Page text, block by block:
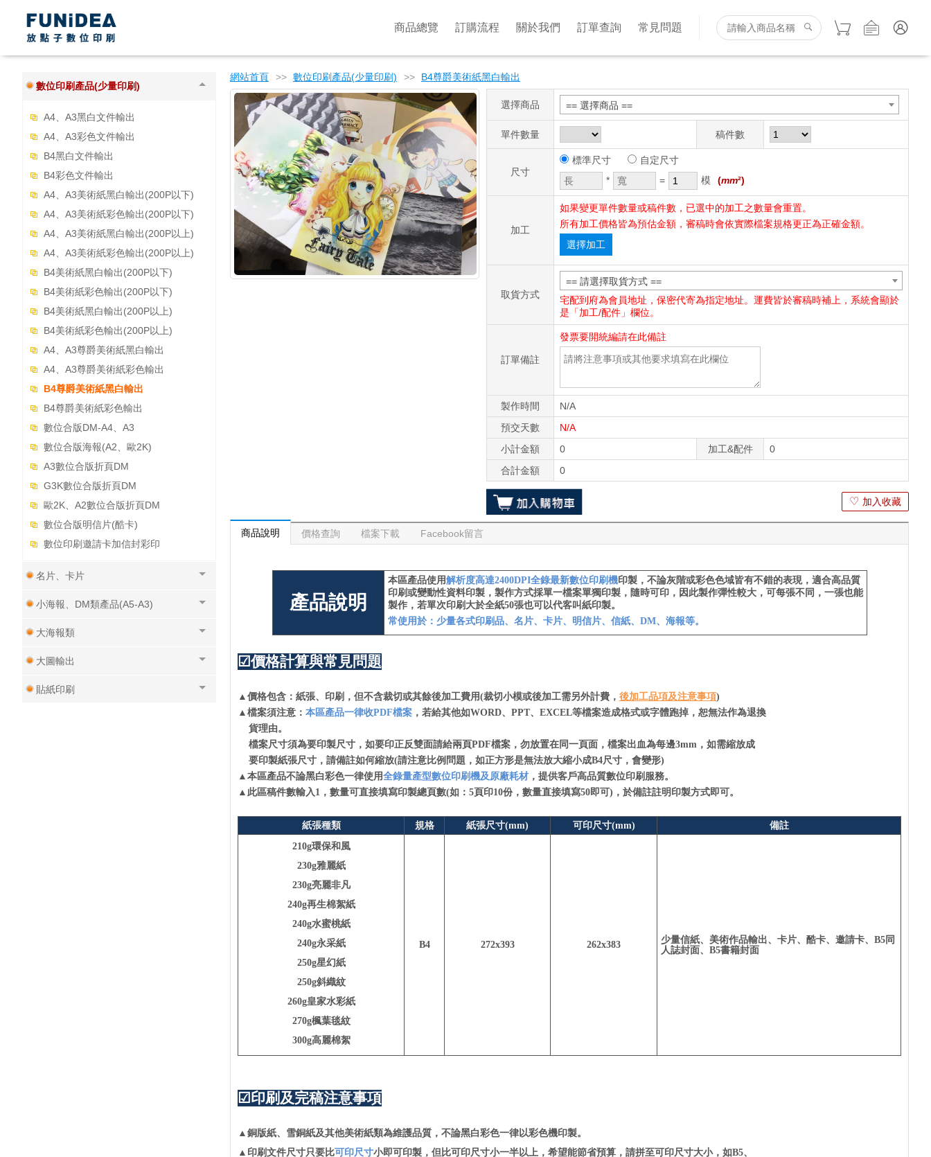
商品總覽 訂購流程 關於我們 訂單查詢 常見問題
書籍印製上傳區
桌曆
數位印刷產品(少量印刷)
A4、A3黑白文件輸出
A4、A3彩色文件輸出
B4黑白文件輸出
B4彩色文件輸出
A4、A3美術紙黑白輸出(200P以下)
A4、A3美術紙彩色輸出(200P以下)
A4、A3美術紙黑白輸出(200P以上)
A4、A3美術紙彩色輸出(200P以上)
B4美術紙黑白輸出(200P以下)
B4美術紙彩色輸出(200P以下)
B4美術紙黑白輸出(200P以上)
B4美術紙彩色輸出(200P以上)
A4、A3尊爵美術紙黑白輸出
A4、A3尊爵美術紙彩色輸出
B4尊爵美術紙黑白輸出
B4尊爵美術紙彩色輸出
數位合版DM-A4、A3
數位合版海報(A2、歐2K)
A3數位合版折頁DM
G3K數位合版折頁DM
歐2K、A2數位合版折頁DM
數位合版明信片(酷卡)
數位印刷邀請卡加信封彩印
名片、卡片
小海報、DM類產品(A5-A3)
大海報類
大圖輸出
貼紙印刷
網站首頁 >> 數位印刷產品(少量印刷) >> B4尊爵美術紙黑白輸出
選擇商品 == 選擇商品 ==
單件數量 稿件數
尺寸
標準尺寸
自定尺寸
*
= 模 (mm²)
加工
如果變更單件數量或稿件數，已選中的加工之數量會重置。
所有加工價格皆為預估金額，審稿時會依實際檔案規格更正為正確金額。
選擇加工
取貨方式
== 請選擇取貨方式 ==
宅配到府為會員地址，保密代寄為指定地址。運費皆於審稿時補上，系統會顯於
是「加工/配件」欄位。
訂單備註
發票要開統編請在此備註
製作時間
N/A
預交天數
N/A
小計金額
0 加工&配件
0
合計金額
0
♡ 加入收藏
商品說明 價格查詢 檔案下載 Facebook留言
產品說明
本區產品使用解析度高達2400DPI全錄最新數位印刷機印製，不論灰階或彩色色域皆有不錯的表現，適合高品質
印刷或變動性資料印製， 製作方式採單一檔案單獨印製，隨時可印，因此製作彈性較大，可每張不同，一張也能
製作，若單次印刷大於全紙50張也可以代客叫紙印製。
常使用於：少量各式印刷品、名片、卡片、明信片、信紙、DM、海報等。
☑價格計算與常見問題
▲價格包含：紙張、印刷，但不含裁切或其餘後加工費用(裁切小模或後加工需另外計費， 後加工品項及注意事項)
▲檔案須注意： 本區產品一律收PDF檔案 ，若給其他如WORD、PPT、EXCEL等檔案造成格式或字體跑掉，恕無法作為退換
貨理由。
檔案尺寸須為要印製尺寸，如要印正反雙面請給兩頁PDF檔案，勿放置在同一頁面，檔案出血為每邊3mm，如需縮放成
要印製紙張尺寸，請備註如何縮放(請注意比例問題，如正方形是無法放大縮小成B4尺寸，會變形)
▲本區產品不論黑白彩色一律使用全錄量產型數位印刷機及原廠耗材 ，提供客戶高品質數位印刷服務。
▲此區稿件數輸入1，數量可直接填寫印製總頁數(如：5頁印10份，數量直接填寫50即可)，於備註註明印製方式即可。
紙張種類 規格 紙張尺寸(mm) 可印尺寸(mm)
備註
210g環保和風
230g雅麗紙
230g亮麗非凡
240g再生棉絮紙
240g水蜜桃紙
240g永采紙
250g星幻紙
250g斜織紋
260g皇家水彩紙
270g楓葉毯紋
300g高麗棉絮
B4 272x393 262x383
少量信紙、美術作品輸出、卡片、酷卡、邀請卡、B5同
人誌封面、B5書籍封面
☑印刷及完稿注意事項
▲銅版紙、雪銅紙及其他美術紙類為維護品質，不論黑白彩色一律以彩色機印製。
▲印刷文件尺寸只要比可印尺寸小即可印製，但比可印尺寸小一半以上，希望能節省預算，請拼至可印尺寸大小，如B5、